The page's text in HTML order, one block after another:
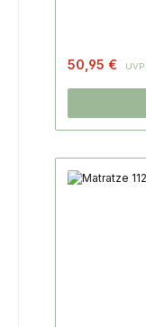
50,95 € UVP